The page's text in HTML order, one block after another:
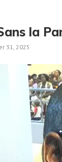
la
31, 2025